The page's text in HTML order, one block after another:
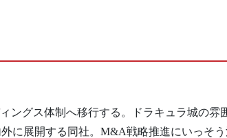
ングス体制へ移行する。ドラキュラ城の
に展開する同社。M&A戦略推進にいっそ